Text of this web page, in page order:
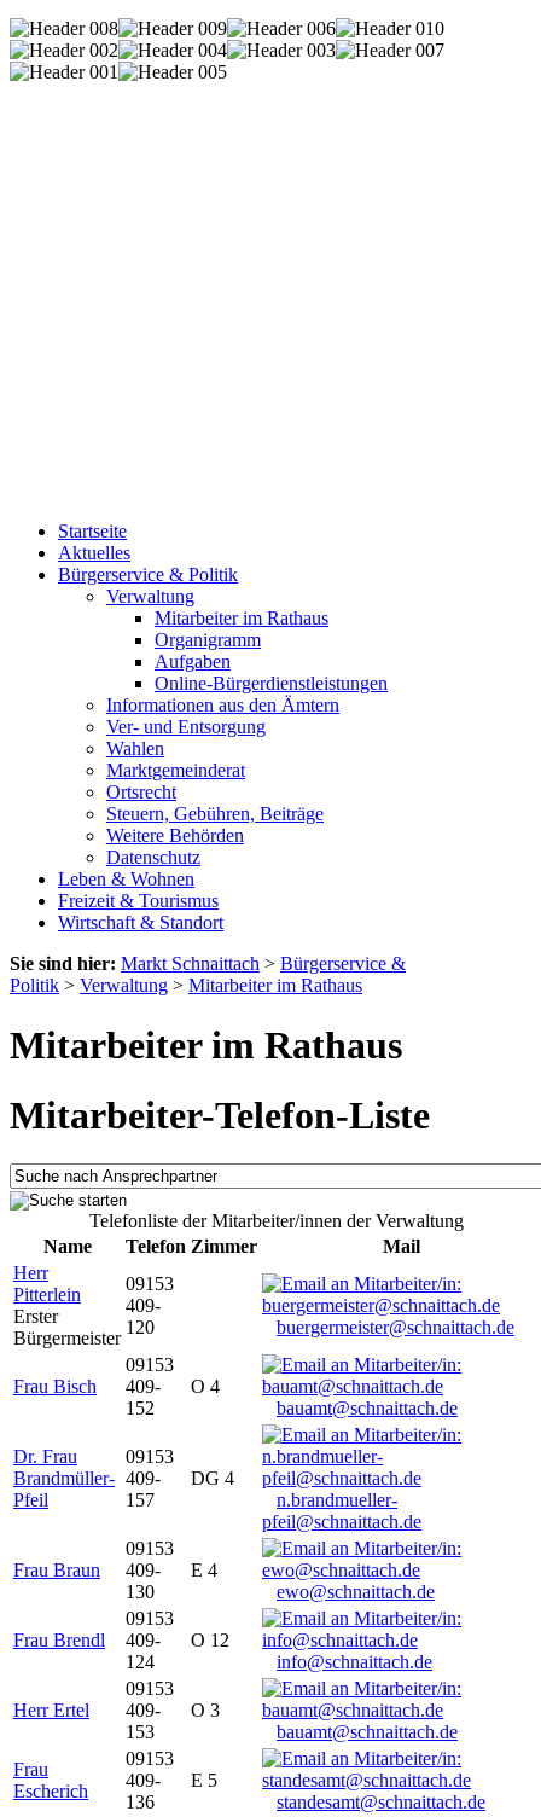
Startseite
Aktuelles
Bürgerservice & Politik
Verwaltung
Mitarbeiter im Rathaus
Organigramm
Aufgaben
Online-Bürgerdienstleistungen
Informationen aus den Ämtern
Ver- und Entsorgung
Wahlen
Marktgemeinderat
Ortsrecht
Steuern, Gebühren, Beiträge
Weitere Behörden
Datenschutz
Leben & Wohnen
Freizeit & Tourismus
Wirtschaft & Standort
Sie sind hier: Markt Schnaittach > Bürgerservice &
Politik > Verwaltung > Mitarbeiter im Rathaus
Mitarbeiter im Rathaus
Mitarbeiter-Telefon-Liste
Telefonliste der Mitarbeiter/innen der Verwaltung
Name
Telefon Zimmer
Mail
Herr
Pitterlein
Erster
Bürgermeister
09153
409-
120
buergermeister@schnaittach.de
Frau Bisch
09153
409-
152
O 4
bauamt@schnaittach.de
Dr. Frau
Brandmüller-
Pfeil
09153
409-
157
DG 4
n.brandmueller-
pfeil@schnaittach.de
Frau Braun
09153
409-
130
E 4
ewo@schnaittach.de
Frau Brendl
09153
409-
124
O 12
info@schnaittach.de
Herr Ertel
09153
409-
153
O 3
bauamt@schnaittach.de
Frau
Escherich
09153
409-
136
E 5
standesamt@schnaittach.de